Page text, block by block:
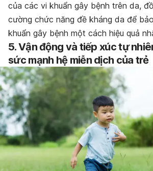
của các vi khuẩn gây bệnh trên da,
cường chức năng đề kháng da để
khuẩn gây bệnh một cách hiệu quả
5. Vận động và tiếp xúc tự
sức mạnh hệ miễn dịch của trẻ